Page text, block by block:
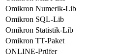
Omikron Numerik-Lib
Omikron SQL-Lib
Omikron Statistik-Lib
Omikron TT-Paket
ONLINE-Prüfer